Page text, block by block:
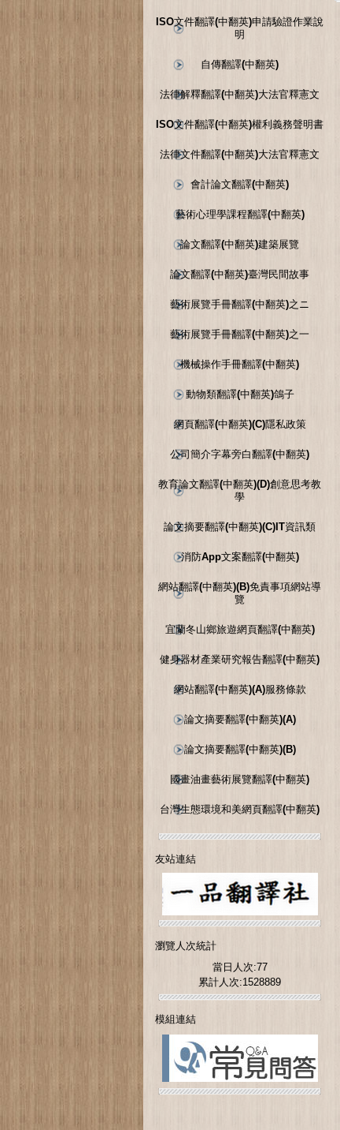
ISO文件翻譯(中翻英)申請驗證作業說
明
自傳翻譯(中翻英)
法律解釋翻譯(中翻英)大法官釋憲文
ISO文件翻譯(中翻英)權利義務聲明書
法律文件翻譯(中翻英)大法官釋憲文
會計論文翻譯(中翻英)
藝術心理學課程翻譯(中翻英)
論文翻譯(中翻英)建築展覽
論文翻譯(中翻英)臺灣民間故事
藝術展覽手冊翻譯(中翻英)之ニ
藝術展覽手冊翻譯(中翻英)之一
機械操作手冊翻譯(中翻英)
動物類翻譯(中翻英)鴿子
網頁翻譯(中翻英)(C)隱私政策
公司簡介字幕旁白翻譯(中翻英)
教育論文翻譯(中翻英)(D)創意思考教
學
論文摘要翻譯(中翻英)(C)IT資訊類
消防App文案翻譯(中翻英)
網站翻譯(中翻英)(B)免責事項網站導
覽
宜蘭冬山鄉旅遊網頁翻譯(中翻英)
健身器材產業研究報告翻譯(中翻英)
網站翻譯(中翻英)(A)服務條款
論文摘要翻譯(中翻英)(A)
論文摘要翻譯(中翻英)(B)
國畫油畫藝術展覽翻譯(中翻英)
台灣生態環境和美網頁翻譯(中翻英)
友站連結
瀏覽人次統計
當日人次:77
累計人次:1528889
模組連結